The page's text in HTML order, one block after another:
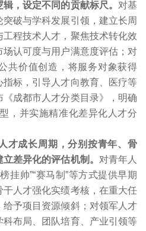
，设定不同的贡献标尺。 对基
破与学科发展引领，建立长周
程技术人才，聚焦技术转化效
认可度与用户满意度评估；对
共价值创造，将服务对象获得
标，引导人才向教育、医疗等
成都市人才分类目录》，明确
，并实施精准化差异化人才分
才成长周期，分别按青年、骨
差异化的评估机制。 对青年人
挂帅”“赛马制”等方式提供早期
人才强化实绩考核，在重大任
予项目资源倾斜；对领军人才
布局、团队培育、产业引领等